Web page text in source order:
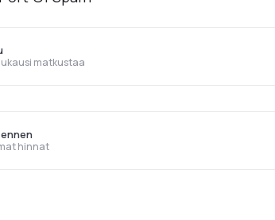
matkustaa
hinnat
ennen